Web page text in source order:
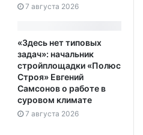
7 августа 2026
«Здесь нет типовых
задач»: начальник
стройплощадки «Полюс
Строя» Евгений
Самсонов о работе в
суровом климате
7 августа 2026